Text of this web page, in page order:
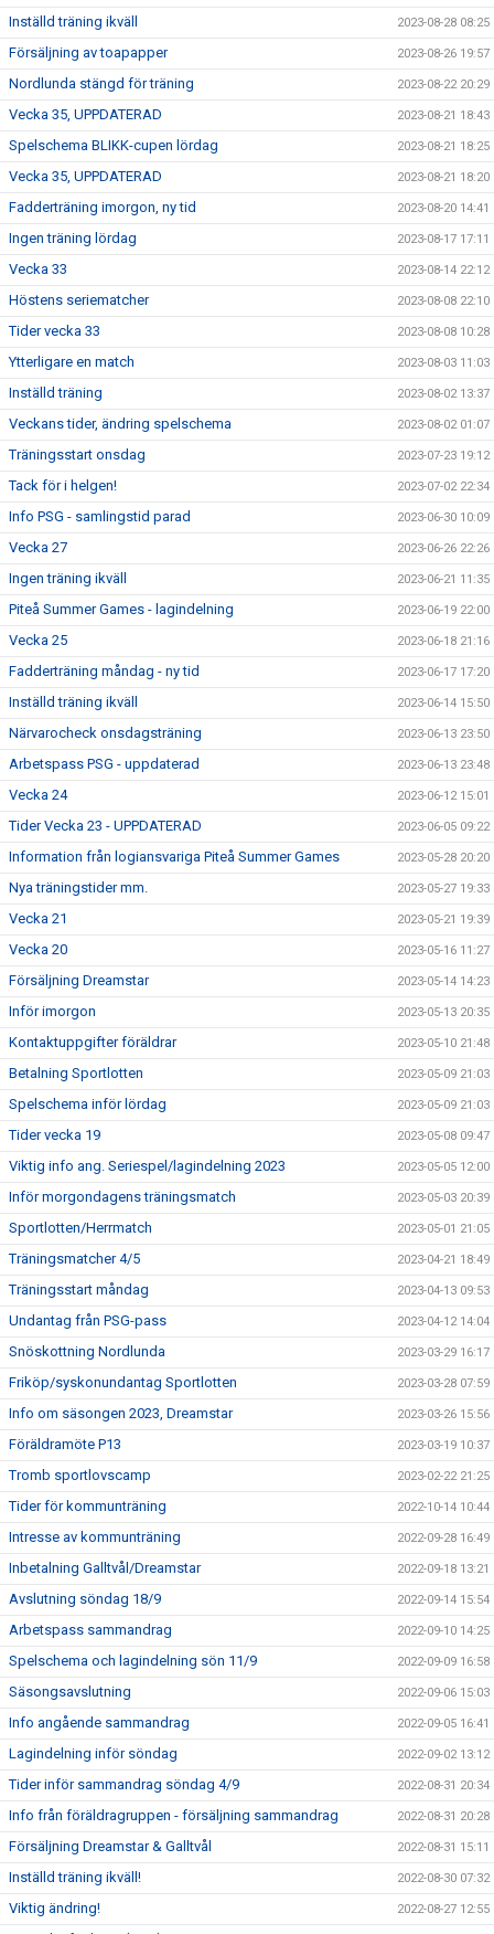
Inställd träning ikväll 2023-08-28 08:25
Försäljning av toapapper 2023-08-26 19:57
Nordlunda stängd för träning 2023-08-22 20:29
Vecka 35, UPPDATERAD 2023-08-21 18:43
Spelschema BLIKK-cupen lördag 2023-08-21 18:25
Vecka 35, UPPDATERAD 2023-08-21 18:20
Fadderträning imorgon, ny tid 2023-08-20 14:41
Ingen träning lördag 2023-08-17 17:11
Vecka 33 2023-08-14 22:12
Höstens seriematcher 2023-08-08 22:10
Tider vecka 33 2023-08-08 10:28
Ytterligare en match 2023-08-03 11:03
Inställd träning 2023-08-02 13:37
Veckans tider, ändring spelschema 2023-08-02 01:07
Träningsstart onsdag 2023-07-23 19:12
Tack för i helgen! 2023-07-02 22:34
Info PSG - samlingstid parad 2023-06-30 10:09
Vecka 27 2023-06-26 22:26
Ingen träning ikväll 2023-06-21 11:35
Piteå Summer Games - lagindelning 2023-06-19 22:00
Vecka 25 2023-06-18 21:16
Fadderträning måndag - ny tid 2023-06-17 17:20
Inställd träning ikväll 2023-06-14 15:50
Närvarocheck onsdagsträning 2023-06-13 23:50
Arbetspass PSG - uppdaterad 2023-06-13 23:48
Vecka 24 2023-06-12 15:01
Tider Vecka 23 - UPPDATERAD 2023-06-05 09:22
Information från logiansvariga Piteå Summer Games 2023-05-28 20:20
Nya träningstider mm. 2023-05-27 19:33
Vecka 21 2023-05-21 19:39
Vecka 20 2023-05-16 11:27
Försäljning Dreamstar 2023-05-14 14:23
Inför imorgon 2023-05-13 20:35
Kontaktuppgifter föräldrar 2023-05-10 21:48
Betalning Sportlotten 2023-05-09 21:03
Spelschema inför lördag 2023-05-09 21:03
Tider vecka 19 2023-05-08 09:47
Viktig info ang. Seriespel/lagindelning 2023 2023-05-05 12:00
Inför morgondagens träningsmatch 2023-05-03 20:39
Sportlotten/Herrmatch 2023-05-01 21:05
Träningsmatcher 4/5 2023-04-21 18:49
Träningsstart måndag 2023-04-13 09:53
Undantag från PSG-pass 2023-04-12 14:04
Snöskottning Nordlunda 2023-03-29 16:17
Friköp/syskonundantag Sportlotten 2023-03-28 07:59
Info om säsongen 2023, Dreamstar 2023-03-26 15:56
Föräldramöte P13 2023-03-19 10:37
Tromb sportlovscamp 2023-02-22 21:25
Tider för kommunträning 2022-10-14 10:44
Intresse av kommunträning 2022-09-28 16:49
Inbetalning Galltvål/Dreamstar 2022-09-18 13:21
Avslutning söndag 18/9 2022-09-14 15:54
Arbetspass sammandrag 2022-09-10 14:25
Spelschema och lagindelning sön 11/9 2022-09-09 16:58
Säsongsavslutning 2022-09-06 15:03
Info angående sammandrag 2022-09-05 16:41
Lagindelning inför söndag 2022-09-02 13:12
Tider inför sammandrag söndag 4/9 2022-08-31 20:34
Info från föräldragruppen - försäljning sammandrag 2022-08-31 20:28
Försäljning Dreamstar & Galltvål 2022-08-31 15:11
Inställd träning ikväll! 2022-08-30 07:32
Viktig ändring! 2022-08-27 12:55